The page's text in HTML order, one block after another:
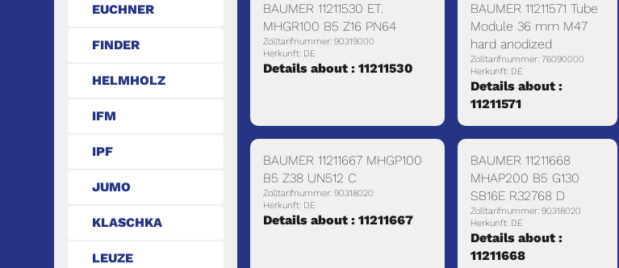
EUCHNER
FINDER
HELMHOLZ
IFM
IPF
JUMO
KLASCHKA
LEUZE
BAUMER 11211530 ET.
MHGR100 B5 Z16 PN64
Zolltarifnummer: 90319000
Herkunft: DE
Details about : 11211530
BAUMER 11211571 Tube
Module 36 mm M47
hard anodized
Zolltarifnummer: 76090000
Herkunft: DE
Details about :
11211571
BAUMER 11211667 MHGP100
B5 Z38 UN512 C
Zolltarifnummer: 90318020
Herkunft: DE
Details about : 11211667
BAUMER 11211668
MHAP200 B5 G130
SB16E R32768 D
Zolltarifnummer: 90318020
Herkunft: DE
Details about :
11211668